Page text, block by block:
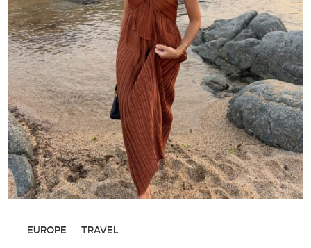
EUROPE TRAVEL